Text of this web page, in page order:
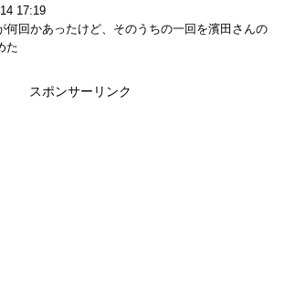
17:19
何回かあったけど、そのうちの一回を濱田さんの
た
スポンサーリンク